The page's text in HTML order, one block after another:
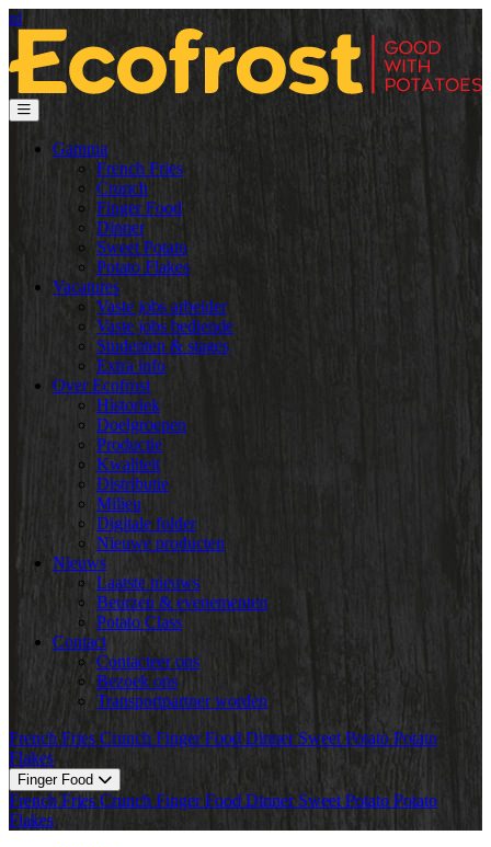
nl
Gamma
French Fries
Crunch
Finger Food
Dinner
Sweet Potato
Potato Flakes
Vacatures
Vaste jobs arbeider
Vaste jobs bediende
Studenten & stages
Extra info
Over Ecofrost
Historiek
Doelgroepen
Productie
Kwaliteit
Distributie
Milieu
Digitale folder
Nieuwe producten
Nieuws
Laatste nieuws
Beurzen & evenementen
Potato Class
Contact
Contacteer ons
Bezoek ons
Transportpartner worden
French Fries Crunch Finger Food Dinner Sweet Potato Potato
Flakes
Finger Food
French Fries Crunch Finger Food Dinner Sweet Potato Potato
Flakes